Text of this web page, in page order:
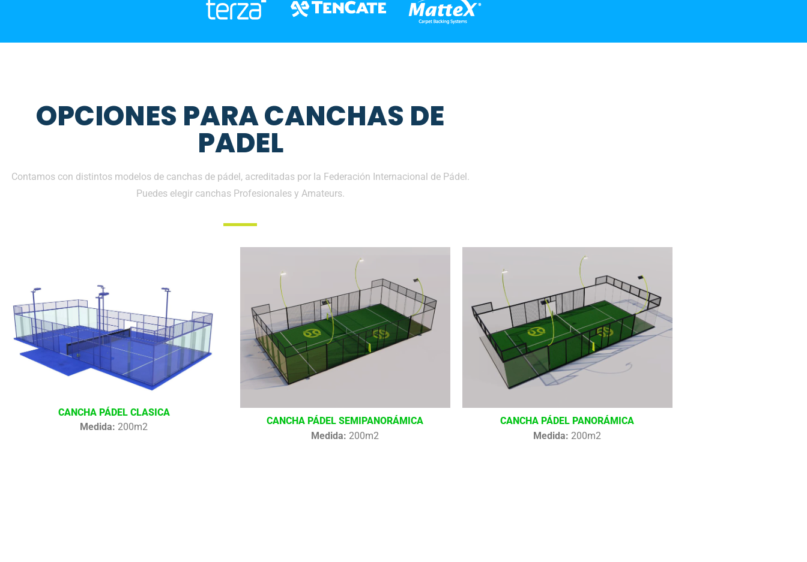
OPCIONES PARA CANCHAS DE
PADEL
Contamos con distintos modelos de canchas de pádel, acreditadas por la Federación Internacional de Pádel.
Puedes elegir canchas Profesionales y Amateurs.
CANCHA PÁDEL CLASICA
Medida: 200m2
CANCHA PÁDEL SEMIPANORÁMICA
Medida: 200m2
CANCHA PÁDEL PANORÁMICA
Medida: 200m2